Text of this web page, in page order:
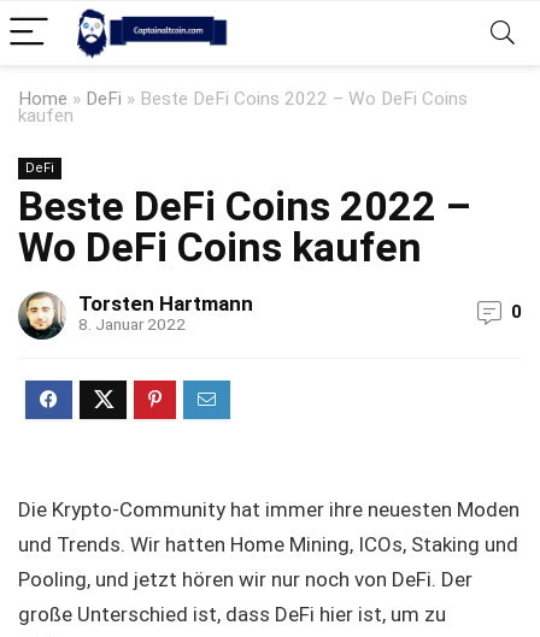
Home » DeFi » Beste DeFi Coins 2022 – Wo DeFi Coins
kaufen
DeFi
Beste DeFi Coins 2022 –
Wo DeFi Coins kaufen
Torsten Hartmann
8. Januar 2022
0
Die Krypto-Community hat immer ihre neuesten Moden
und Trends. Wir hatten Home Mining, ICOs, Staking und
Pooling, und jetzt hören wir nur noch von DeFi. Der
große Unterschied ist, dass DeFi hier ist, um zu